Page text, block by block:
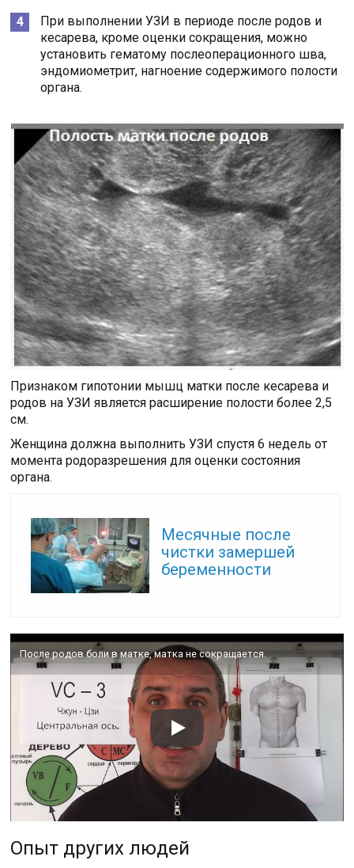
При выполнении УЗИ в периоде после родов и
кесарева, кроме оценки сокращения, можно
установить гематому послеоперационного шва,
эндомиометрит, нагноение содержимого полости
органа.
Признаком гипотонии мышц матки после кесарева и
родов на УЗИ является расширение полости более 2,5
см.
Женщина должна выполнить УЗИ спустя 6 недель от
момента родоразрешения для оценки состояния
органа.
Месячные после
чистки замершей
беременности
После родов боли в матке, матка не сокращается.
Опыт других людей